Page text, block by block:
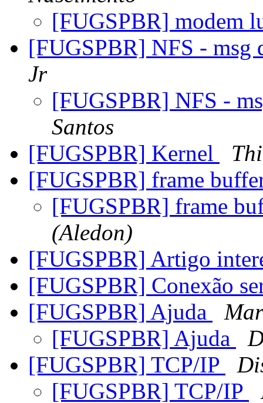
[FUGSPBR] modem
[FUGSPBR] NFS - msg
Jr
[FUGSPBR] NFS -
Santos
[FUGSPBR] Kernel
[FUGSPBR] frame
[FUGSPBR] frame
(Aledon)
[FUGSPBR] Artigo
[FUGSPBR] Conexão
[FUGSPBR] Ajuda
[FUGSPBR] Ajuda
[FUGSPBR] TCP/IP
[FUGSPBR] TCP/IP